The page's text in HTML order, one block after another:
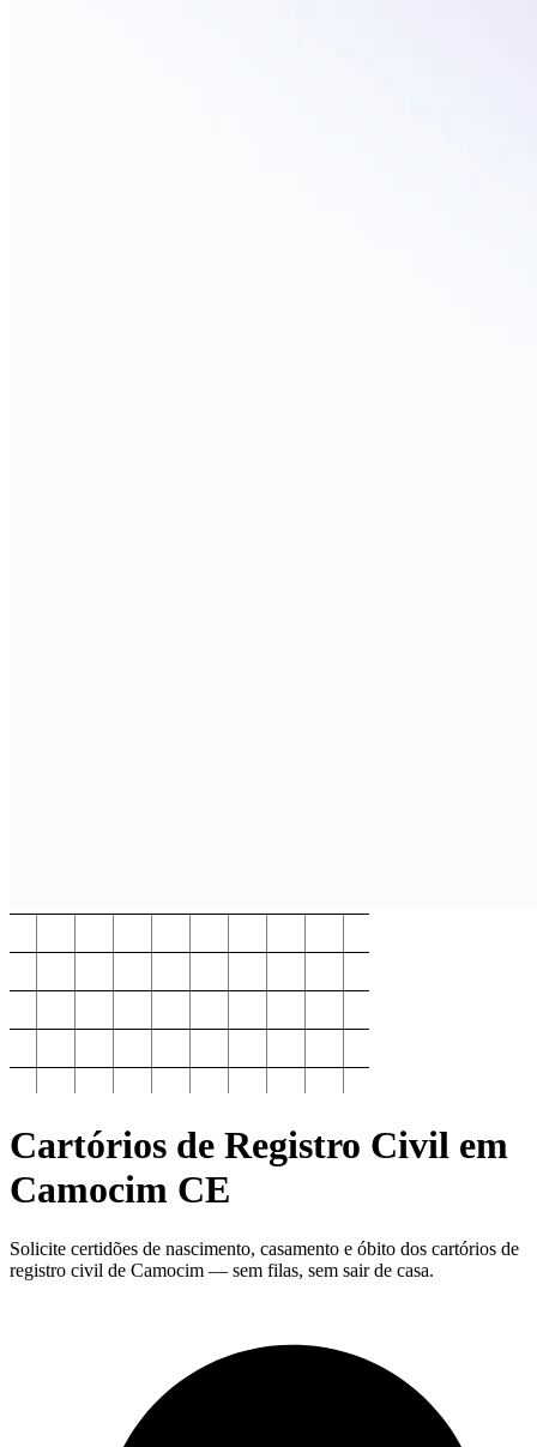
Cartórios de Registro Civil em
Camocim CE
Solicite certidões de nascimento, casamento e óbito dos cartórios de
registro civil de Camocim — sem filas, sem sair de casa.